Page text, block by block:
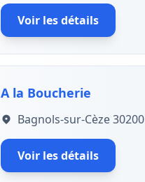
Voir les détails
A la Boucherie
Bagnols-sur-Cèze 30200
Voir les détails